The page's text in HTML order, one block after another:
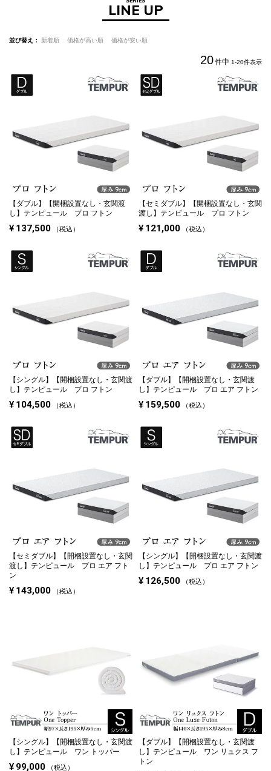
LINE UP
並び替え 新着順 価格が高い順 価格が安い順
20件中 1-20件表示
【ダブル】
【開梱設置なし・玄関渡
し】テンピュール プロ フトン
¥ 137,500 税込
【セミダブル】
【開梱設置なし・玄関
渡し】テンピュール プロ フトン
¥ 121,000 税込
【シングル】
【開梱設置なし・玄関渡
し】テンピュール プロ フトン
¥ 104,500 税込
【ダブル】
【開梱設置なし・玄関渡
し】テンピュール プロ エア フトン
¥ 159,500 税込
【セミダブル】
【開梱設置なし・玄関
渡し】テンピュール プロ エア フト
ン
¥ 143,000 税込
【シングル】
【開梱設置なし・玄関渡
し】テンピュール プロ エア フトン
¥ 126,500 税込
【シングル】
【開梱設置なし・玄関渡
し】テンピュール ワン トッパー
¥ 99,000 税込
【ダブル】
【開梱設置なし・玄関渡
し】テンピュール ワン リュクス フ
トン